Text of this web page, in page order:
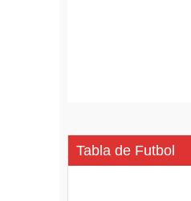
Tabla de Futbol